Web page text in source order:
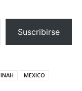
Suscribirse
INAH
MEXICO